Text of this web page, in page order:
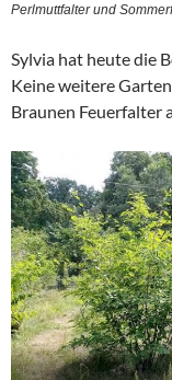
Perlmuttfalter und
Sylvia hat heute die
Keine weitere
Braunen Feuerfalter